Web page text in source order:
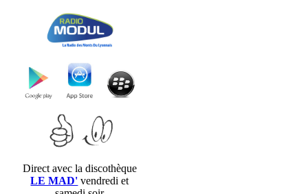
Direct avec la discothèque
LE MAD' vendredi et